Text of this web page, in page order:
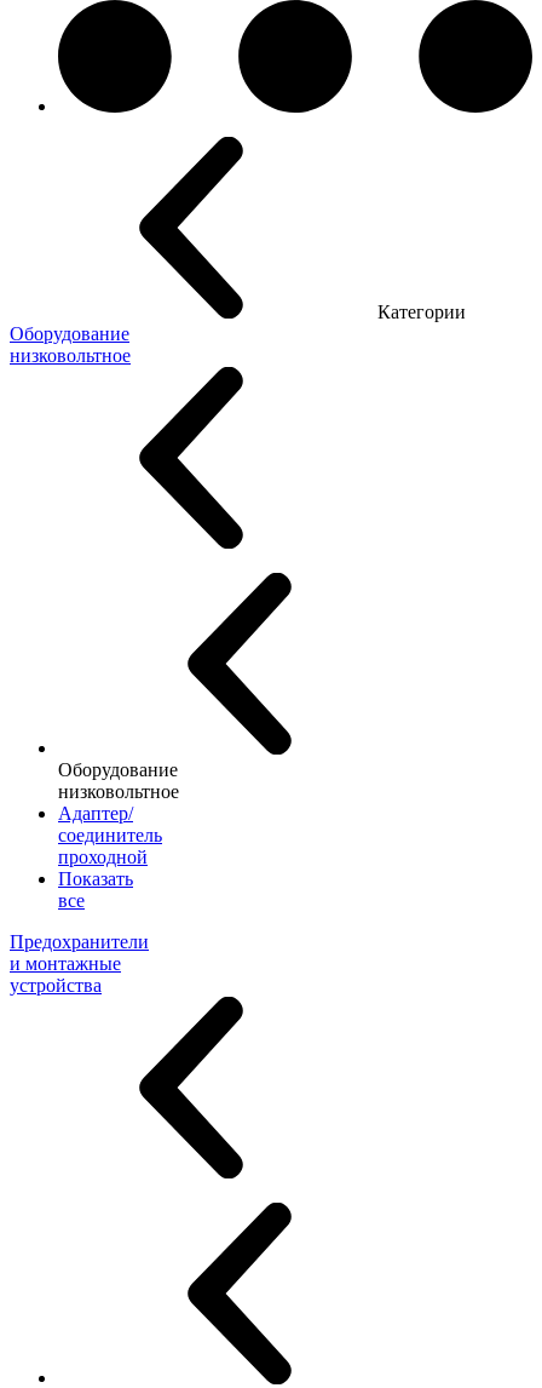
Категории
Оборудование
низковольтное
Оборудование
низковольтное
Адаптер/
соединитель
проходной
Показать
все
Предохранители
и монтажные
устройства